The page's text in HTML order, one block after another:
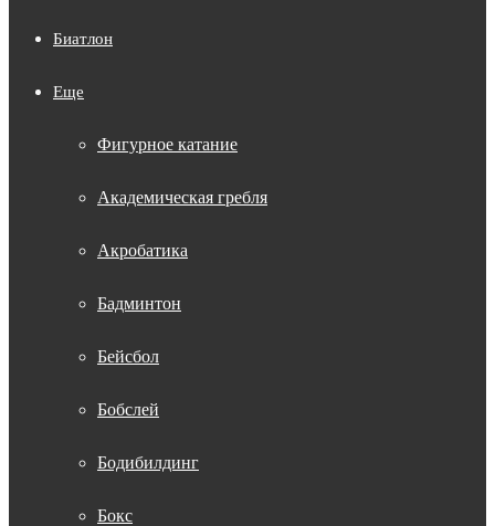
Биатлон
Еще
Фигурное катание
Академическая гребля
Акробатика
Бадминтон
Бейсбол
Бобслей
Бодибилдинг
Бокс